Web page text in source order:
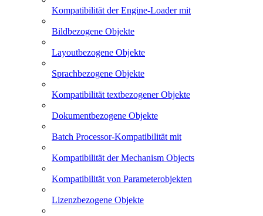
Kompatibilität der Engine-Loader mit
Bildbezogene Objekte
Layoutbezogene Objekte
Sprachbezogene Objekte
Kompatibilität textbezogener Objekte
Dokumentbezogene Objekte
Batch Processor-Kompatibilität mit
Kompatibilität der Mechanism Objects
Kompatibilität von Parameterobjekten
Lizenzbezogene Objekte